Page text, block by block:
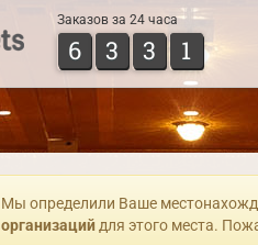
Заказов за 24 часа
6 3 3 1
Мы определили Ваше
организацийдля этого места.